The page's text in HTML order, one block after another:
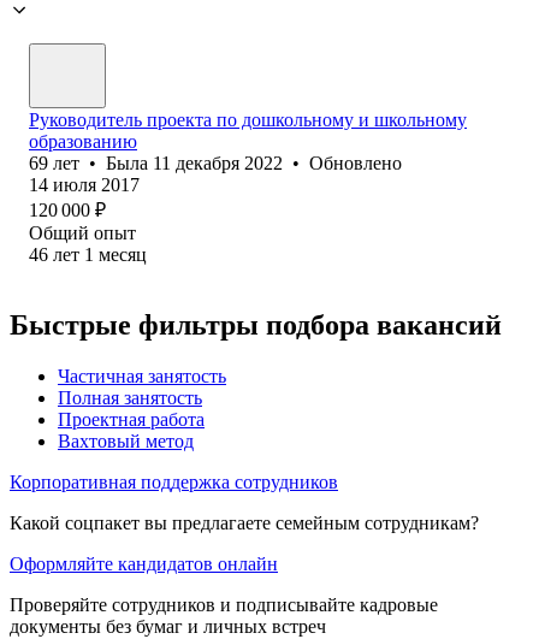
Руководитель проекта по дошкольному и школьному
образованию
69 лет • Была 11 декабря 2022 • Обновлено
14 июля 2017
120 000 ₽
Общий опыт
46 лет 1 месяц
Быстрые фильтры подбора вакансий
Частичная занятость
Полная занятость
Проектная работа
Вахтовый метод
Корпоративная поддержка сотрудников
Какой соцпакет вы предлагаете семейным сотрудникам?
Оформляйте кандидатов онлайн
Проверяйте сотрудников и подписывайте кадровые
документы без бумаг и личных встреч